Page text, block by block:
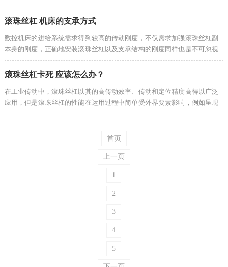
比如M5、M5。三角牙丝杠也分粗牙和细牙，三角牙视点为60角，牙型像
个三...
滚珠丝杠 机床的支承方式
数控机床的进给系统需求得到较高的传动刚度，不仅需求加强滚珠丝杠副
本身的刚度，正确地安装滚珠丝杠以及支承结构的刚度同样也是不可忽视
的因素。举个例子，为了减少受力后的变形，轴承座应有加强肋，需求添
加轴承座...
滚珠丝杠卡死 应该怎么办？
在工业传动中，滚珠丝杠以其的高传动效率、传动和定位精度高得以广泛
应用，但是滚珠丝杠的性能在运用过程中简单受外界要素影响，例如呈现
卡死的现象。滚珠丝杠副一旦呈现卡死，此刻增加润滑脂假如不能解决的
首页
上一页
1
2
3
4
5